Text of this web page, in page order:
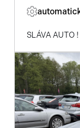
SLÁVA AUTO !